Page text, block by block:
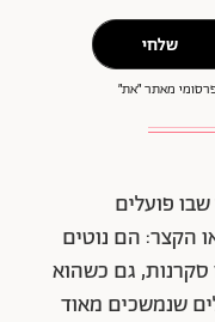
שלחי
מאתר ״את״
פועלים
הקצר: הם נוטים
גם כשהוא
שנמשכים מאוד